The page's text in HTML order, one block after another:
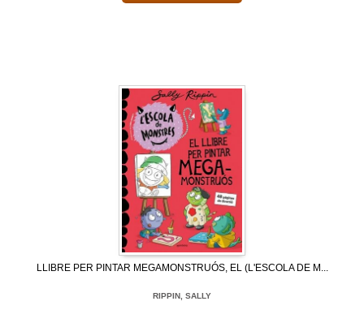
LLIBRE PER PINTAR MEGAMONSTRUÓS, EL (L'ESCOLA DE M...
RIPPIN, SALLY